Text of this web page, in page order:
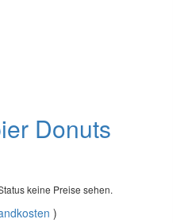
Donuts
keine Preise sehen.
)